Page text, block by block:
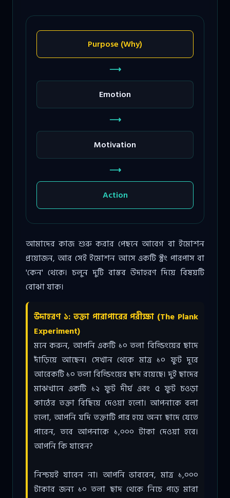
Purpose (Why)
⟶
Emotion
⟶
Motivation
⟶
Action
আমাদের কাজ শুরু করার পেছনে আবেগ বা ইমোশন
প্রয়োজন, আর সেই ইমোশন আসে একটি স্ট্রং পারপাস বা
'কেন' থেকে। চলুন দুটি বাস্তব উদাহরণ দিয়ে বিষয়টি
বোঝা যাক।
উদাহরণ ১: তক্তা পারাপারের পরীক্ষা (The Plank
Experiment)
মনে করুন, আপনি একটি ১০ তলা বিল্ডিংয়ের ছাদে
দাঁড়িয়ে আছেন। সেখান থেকে মাত্র ১০ ফুট দূরে
আরেকটি ১০ তলা বিল্ডিংয়ের ছাদ রয়েছে। দুই ছাদের
মাঝখানে একটি ১২ ফুট দীর্ঘ এবং ৫ ফুট চওড়া
কাঠের তক্তা বিছিয়ে দেওয়া হলো। আপনাকে বলা
হলো, আপনি যদি তক্তাটি পার হয়ে অন্য ছাদে যেতে
পারেন, তবে আপনাকে ১,০০০ টাকা দেওয়া হবে।
আপনি কি যাবেন?
নিশ্চয়ই যাবেন না। আপনি ভাববেন, মাত্র ১,০০০
টাকার জন্য ১০ তলা ছাদ থেকে নিচে পড়ে মারা